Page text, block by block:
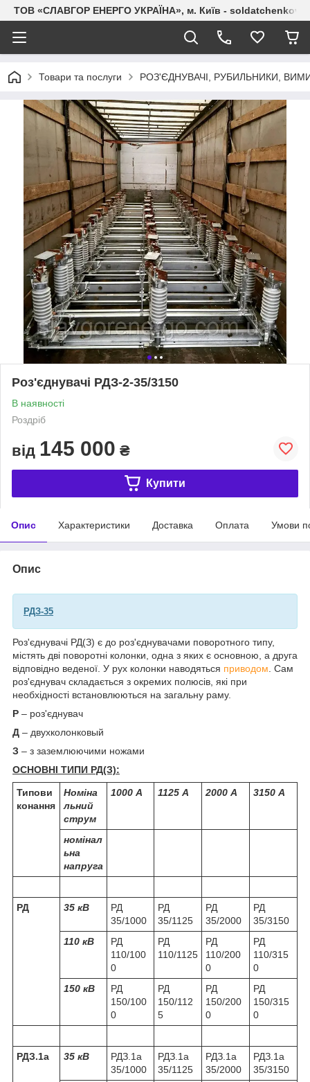
ТОВ «СЛАВГОР ЕНЕРГО УКРАЇНА», м. Київ -
Товари та послуги РОЗ'ЄДНУВАЧІ, РУБИЛЬНИКИ,
Роз'єднувачі РДЗ-2-35/3150
В наявності
Роздріб
від 145 000 ₴
Купити
Опис Характеристики Доставка Оплата Умови
Опис
РДЗ-35
Роз'єднувачі РД(З) є до роз'єднувачами поворотного типу,
містять дві поворотні колонки, одна з яких є основною, а друга
відповідно веденої. У рух колонки наводяться приводом . Сам
роз'єднувач складається з окремих полюсів, які при
необхідності встановлюються на загальну раму.
Р – роз'єднувач
Д – двухколонковый
З – з заземлюючими ножами
ОСНОВНІ ТИПИ РД(З):
Типови
конання
Номіна
льний
струм
1000 А 1125 А 2000 А 3150 А
номінал
ьна
напруга
РД 35 кВ
РД
35/1000
РД
35/1125
РД
35/2000
РД
35/3150
110 кВ
РД
110/100
0
РД
110/1125
РД
110/200
0
РД
110/315
0
150 кВ
РД
150/100
0
РД
150/112
5
РД
150/200
0
РД
150/315
0
РДЗ.1а 35 кВ
РДЗ.1а
35/1000
РДЗ.1а
35/1125
РДЗ.1а
35/2000
РДЗ.1а
35/3150